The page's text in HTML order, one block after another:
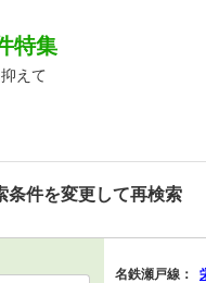
特集
えて
条件を変更して再検索
名鉄瀬戸線：